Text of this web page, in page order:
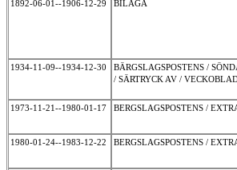
1892-06-01--1906-12-29 BILAGA
1934-11-09--1934-12-30
BÄRGSLAGSPOSTENS /
/ SÄRTRYCK AV /
1973-11-21--1980-01-17 BERGSLAGSPOSTENS /
1980-01-24--1983-12-22 BERGSLAGSPOSTENS /